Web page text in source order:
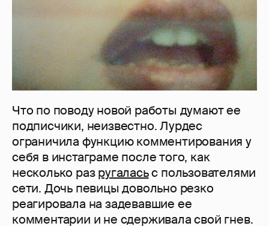
Что по поводу новой работы думают ее
подписчики, неизвестно. Лурдес
ограничила функцию комментирования у
себя в инстаграме после того, как
несколько разругаласьс пользователями
сети. Дочь певицы довольно резко
реагировала на задевавшие ее
комментарии и не сдерживала свой гнев.